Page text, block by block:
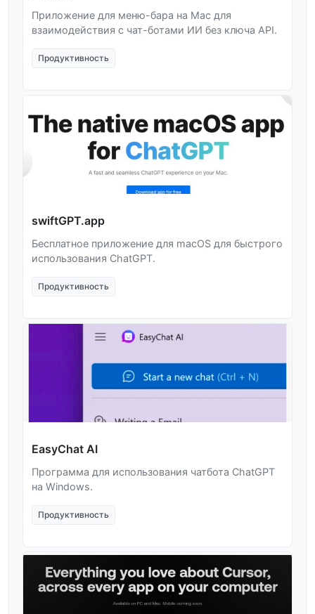
Приложение для меню-бара на Mac для
взаимодействия с чат-ботами ИИ без ключа API.
Продуктивность
swiftGPT.app
Бесплатное приложение для macOS для быстрого
использования ChatGPT.
Продуктивность
EasyChat AI
Программа для использования чатбота ChatGPT
на Windows.
Продуктивность